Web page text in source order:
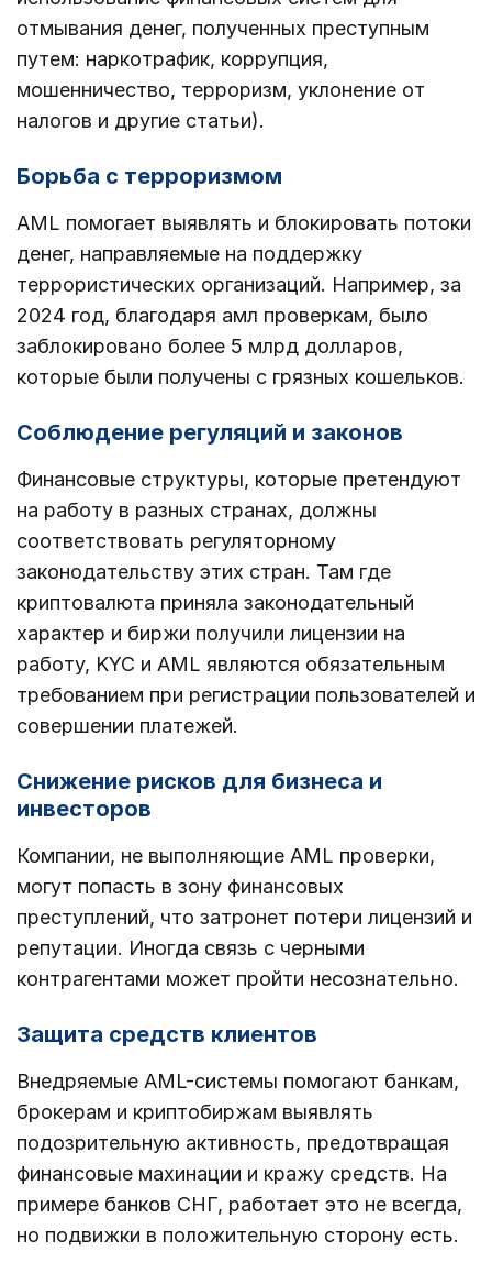
отмывания денег, полученных преступным
путем: наркотрафик, коррупция,
мошенничество, терроризм, уклонение от
налогов и другие статьи).
Борьба с терроризмом
AML помогает выявлять и блокировать потоки
денег, направляемые на поддержку
террористических организаций. Например, за
2024 год, благодаря амл проверкам, было
заблокировано более 5 млрд долларов,
которые были получены с грязных кошельков.
Соблюдение регуляций и законов
Финансовые структуры, которые претендуют
на работу в разных странах, должны
соответствовать регуляторному
законодательству этих стран. Там где
криптовалюта приняла законодательный
характер и биржи получили лицензии на
работу, KYC и AML являются обязательным
требованием при регистрации пользователей и
совершении платежей.
Снижение рисков для бизнеса и
инвесторов
Компании, не выполняющие AML проверки,
могут попасть в зону финансовых
преступлений, что затронет потери лицензий и
репутации. Иногда связь с черными
контрагентами может пройти несознательно.
Защита средств клиентов
Внедряемые AML-системы помогают банкам,
брокерам и криптобиржам выявлять
подозрительную активность, предотвращая
финансовые махинации и кражу средств. На
примере банков СНГ, работает это не всегда,
но подвижки в положительную сторону есть.